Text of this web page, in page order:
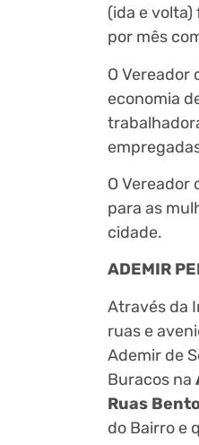
(ida e
por mês
O Vereador
economia
O Vereador
para as
cidade.
ADEMIR
Através da
ruas e
Ademir de
Buracos na
Ruas
do Bairro e